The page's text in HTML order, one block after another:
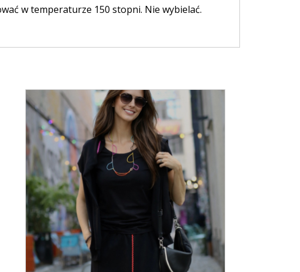
w temperaturze 150 stopni. Nie wybielać.